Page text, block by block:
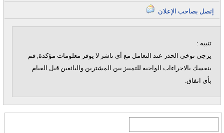
تنبيه :
يرجى توخي الحذر عند التعامل مع أي ناشر لا يوفر معلومات مؤكدة, قم
بنفسك بالاجراءات الواجبة للتمييز بين المشترين والبائعين قبل القيام
بأي اتفاق.